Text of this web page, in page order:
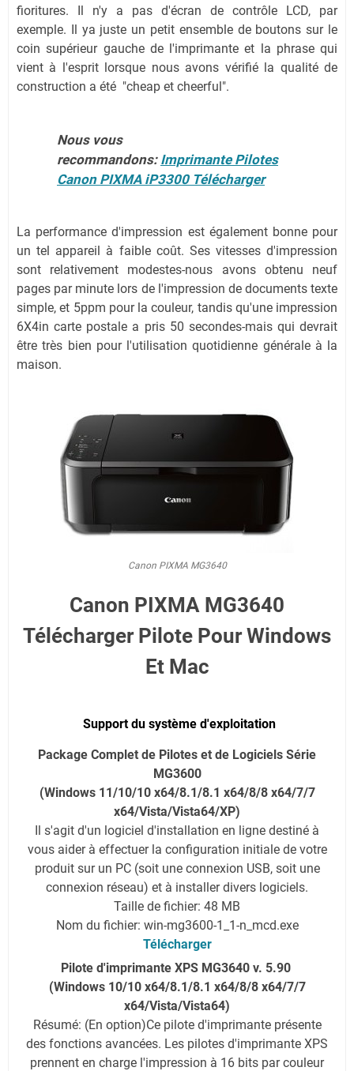
fioritures. Il n'y a pas d'écran de contrôle LCD, par
exemple. Il ya juste un petit ensemble de boutons sur le
coin supérieur gauche de l'imprimante et la phrase qui
vient à l'esprit lorsque nous avons vérifié la qualité de
construction a été "cheap et cheerful".
Nous vous
recommandons: Imprimante Pilotes
Canon PIXMA iP3300 Télécharger
La performance d'impression est également bonne pour
un tel appareil à faible coût. Ses vitesses d'impression
sont relativement modestes-nous avons obtenu neuf
pages par minute lors de l'impression de documents texte
simple, et 5ppm pour la couleur, tandis qu'une impression
6X4in carte postale a pris 50 secondes-mais qui devrait
être très bien pour l'utilisation quotidienne générale à la
maison.
Canon PIXMA MG3640
Canon PIXMA MG3640
Télécharger Pilote Pour Windows
Et Mac
Support du système d'exploitation
Package Complet de Pilotes et de Logiciels Série
MG3600
(Windows 11/10/10 x64/8.1/8.1 x64/8/8 x64/7/7
x64/Vista/Vista64/XP)
Il s'agit d'un logiciel d'installation en ligne destiné à
vous aider à effectuer la configuration initiale de votre
produit sur un PC (soit une connexion USB, soit une
connexion réseau) et à installer divers logiciels.
Taille de fichier: 48 MB
Nom du fichier: win-mg3600-1_1-n_mcd.exe
Télécharger
Pilote d'imprimante XPS MG3640 v. 5.90
(Windows 10/10 x64/8.1/8.1 x64/8/8 x64/7/7
x64/Vista/Vista64)
Résumé: (En option)Ce pilote d'imprimante présente
des fonctions avancées. Les pilotes d'imprimante XPS
prennent en charge l'impression à 16 bits par couleur